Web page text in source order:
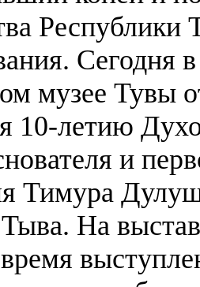
Республики
Сегодня
музее Тувы
10-летию
и
Тимура
На